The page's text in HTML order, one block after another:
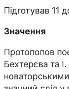
Підготував 11
Значення
Протопопов
Бехтерєва та